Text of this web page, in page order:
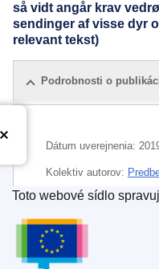
så vidt angår krav
sendinger af visse dyr
relevant tekst)
Podrobnosti o
Dátum uverejnenia:
Kolektiv autorov:
CELEX : 02019R0625-
ELI :reg_del/2019/625/
Úrad pre vydávanie
Toto webové sídlo